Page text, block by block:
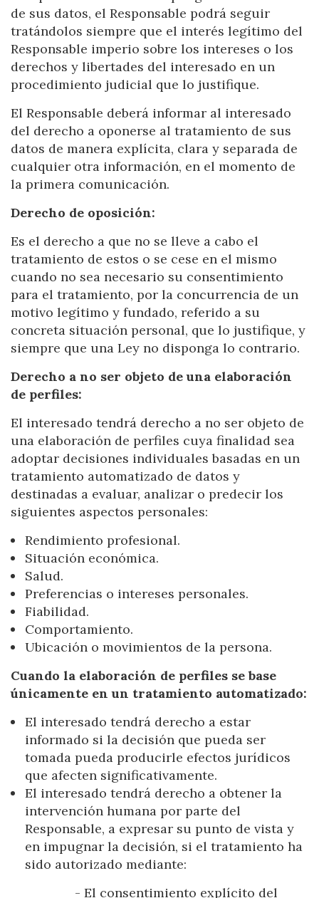
de sus datos, el Responsable podrá seguir
tratándolos siempre que el interés legítimo del
Responsable imperio sobre los intereses o los
derechos y libertades del interesado en un
procedimiento judicial que lo justifique.
El Responsable deberá informar al interesado
del derecho a oponerse al tratamiento de sus
datos de manera explícita, clara y separada de
cualquier otra información, en el momento de
la primera comunicación.
Derecho de oposición:
Es el derecho a que no se lleve a cabo el
tratamiento de estos o se cese en el mismo
cuando no sea necesario su consentimiento
para el tratamiento, por la concurrencia de un
motivo legítimo y fundado, referido a su
concreta situación personal, que lo justifique, y
siempre que una Ley no disponga lo contrario.
Derecho a no ser objeto de una elaboración
de perfiles:
El interesado tendrá derecho a no ser objeto de
una elaboración de perfiles cuya finalidad sea
adoptar decisiones individuales basadas en un
tratamiento automatizado de datos y
destinadas a evaluar, analizar o predecir los
siguientes aspectos personales:
Rendimiento profesional.
Situación económica.
Salud.
Preferencias o intereses personales.
Fiabilidad.
Comportamiento.
Ubicación o movimientos de la persona.
Cuando la elaboración de perfiles se base
únicamente en un tratamiento automatizado:
El interesado tendrá derecho a estar
informado si la decisión que pueda ser
tomada pueda producirle efectos jurídicos
que afecten significativamente.
El interesado tendrá derecho a obtener la
intervención humana por parte del
Responsable, a expresar su punto de vista y
en impugnar la decisión, si el tratamiento ha
sido autorizado mediante:
- El consentimiento explícito del